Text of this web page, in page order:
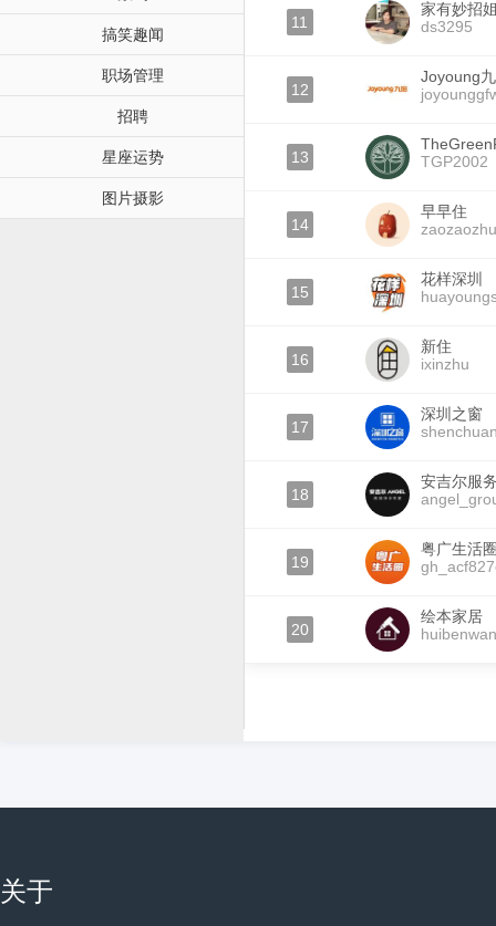
搞笑趣闻
职场管理
招聘
星座运势
图片摄影
11
家有妙招
ds3295
12
Joyoung
13
TGP2002
14
早早住
15
花样深圳
16
新住
ixinzhu
17
深圳之窗
18
安吉尔服
19
粤广生活
20
绘本家居
关于